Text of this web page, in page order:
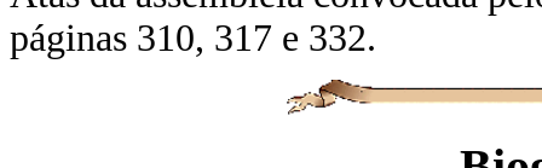
páginas 310, 317 e 332.